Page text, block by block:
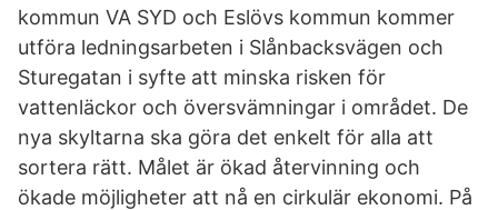
kommun VA SYD och Eslövs kommun kommer
utföra ledningsarbeten i Slånbacksvägen och
Sturegatan i syfte att minska risken för
vattenläckor och översvämningar i området. De
nya skyltarna ska göra det enkelt för alla att
sortera rätt. Målet är ökad återvinning och
ökade möjligheter att nå en cirkulär ekonomi. På